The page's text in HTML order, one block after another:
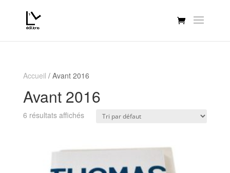
Accueil / Avant 2016
Avant 2016
6 résultats affichés